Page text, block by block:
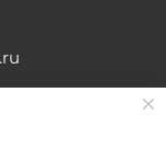
р-н,